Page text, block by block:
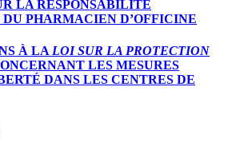
LA RESPONSABILITÉ
PHARMACIEN D’OFFICINE
À LA LOI SUR LA PROTECTION
LES MESURES
DANS LES CENTRES DE